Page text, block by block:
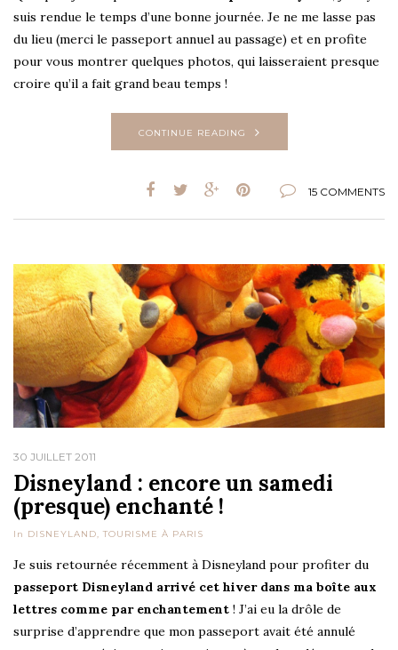
suis rendue le temps d’une bonne journée. Je ne me lasse pas
du lieu (merci le passeport annuel au passage) et en profite
pour vous montrer quelques photos, qui laisseraient presque
croire qu’il a fait grand beau temps !
CONTINUE READING
15 COMMENTS
30 JUILLET 2011
Disneyland : encore un samedi
(presque) enchanté !
In DISNEYLAND, TOURISME À PARIS
Je suis retournée récemment à Disneyland pour profiter du
passeport Disneyland arrivé cet hiver dans ma boîte aux
lettres comme par enchantement ! J’ai eu la drôle de
surprise d’apprendre que mon passeport avait été annulé